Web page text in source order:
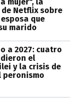
Netflix sobre
que
marido
a 2027: cuatro
el
y la crisis de
peronismo